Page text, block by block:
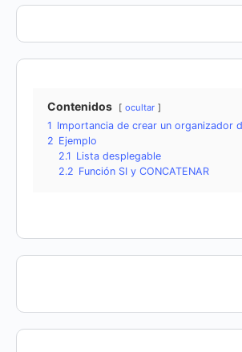
Contenidos ocultar
1 Importancia de crear un organizador
2 Ejemplo
2.1 Lista desplegable
2.2 Función SI y CONCATENAR